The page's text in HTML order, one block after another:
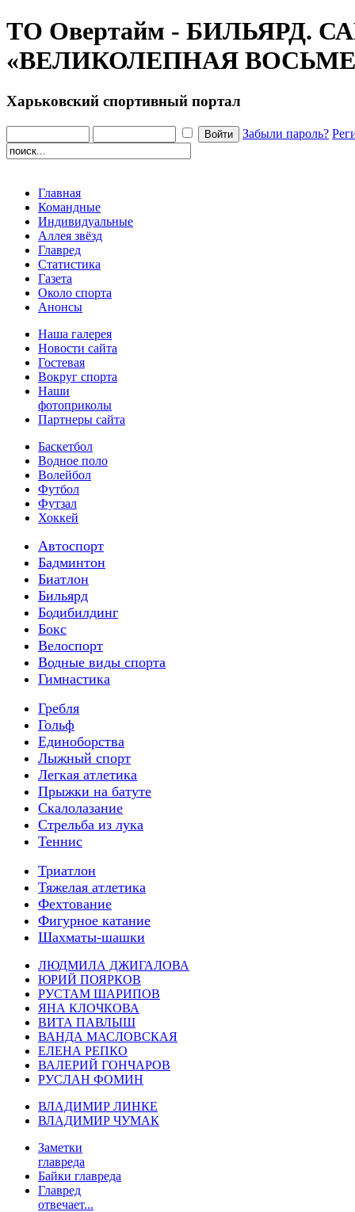
ТО Овертайм - БИЛЬЯРД.
«ВЕЛИКОЛЕПНАЯ
Харьковский спортивный портал
Забыли пароль?
Главная
Командные
Индивидуальные
Аллея звёзд
Главред
Статистика
Газета
Около спорта
Анонсы
Наша галерея
Новости сайта
Гостевая
Вокруг спорта
Наши
фотоприколы
Партнеры сайта
Баскетбол
Водное поло
Волейбол
Футбол
Футзал
Хоккей
Автоспорт
Бадминтон
Биатлон
Бильярд
Бодибилдинг
Бокс
Велоспорт
Водные виды спорта
Гимнастика
Гребля
Гольф
Единоборства
Лыжный спорт
Легкая атлетика
Прыжки на батуте
Скалолазание
Стрельба из лука
Теннис
Триатлон
Тяжелая атлетика
Фехтование
Фигурное катание
Шахматы-шашки
ЛЮДМИЛА ДЖИГАЛОВА
ЮРИЙ ПОЯРКОВ
РУСТАМ ШАРИПОВ
ЯНА КЛОЧКОВА
ВИТА ПАВЛЫШ
ВАНДА МАСЛОВСКАЯ
ЕЛЕНА РЕПКО
ВАЛЕРИЙ ГОНЧАРОВ
РУСЛАН ФОМИН
ВЛАДИМИР ЛИНКЕ
ВЛАДИМИР ЧУМАК
Заметки
главреда
Байки главреда
Главред
отвечает...